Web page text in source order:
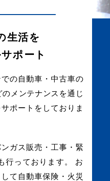
生活を
ポート
の自動車・中古車の
メンテナンスを通じ
ポートをしておりま
ガス販売・工事・緊
行っております。
お
て自動車保険・火災